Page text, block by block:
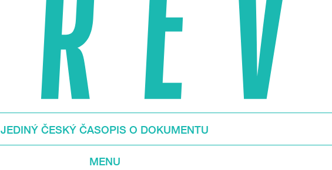
JEDINÝ ČESKÝ ČASOPIS O DOKUMENTU
MENU